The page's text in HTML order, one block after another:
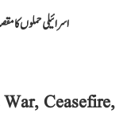
اسرائیلی حملوں کا
Ceasefire,